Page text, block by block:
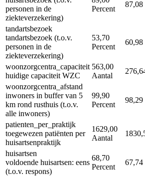
personen in de
ziekteverzekering)
Percent
87,08
tandartsbezoek
tandartsbezoek (t.o.v.
personen in de
ziekteverzekering)
53,70
Percent
60,98
woonzorgcentra_capaciteit
huidige capaciteit WZC
563,00
Aantal
woonzorgcentra_afstand
inwoners in buffer van 5
km rond rusthuis (t.o.v.
alle inwoners)
99,90
Percent
98,29
patienten_per_praktijk
toegewezen patiënten per
huisartsenpraktijk
1629,00
Aantal
huisartsen
voldoende huisartsen: eens
(t.o.v. respons)
68,70
Percent
67,74